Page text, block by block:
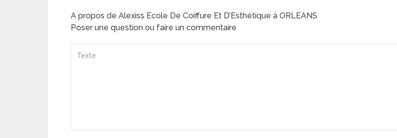
A propos de Alexiss Ecole De Coiffure Et D’Esthétique à ORLEANS
Poser une question ou faire un commentaire